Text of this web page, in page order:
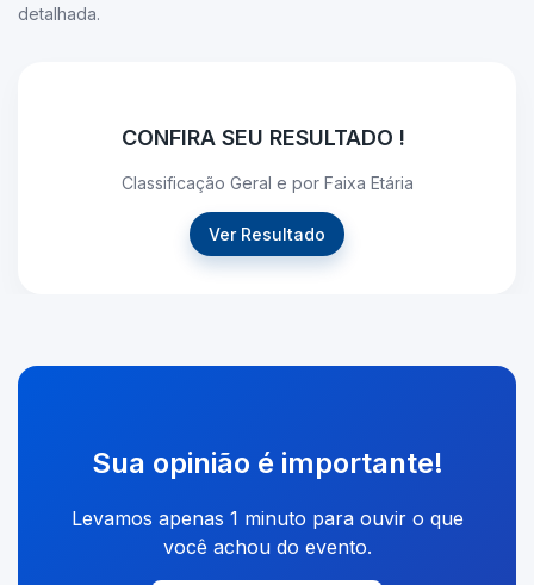
detalhada.
CONFIRA SEU RESULTADO !
Classificação Geral e por Faixa Etária
Ver Resultado
Sua opinião é importante!
Levamos apenas 1 minuto para ouvir o que
você achou do evento.